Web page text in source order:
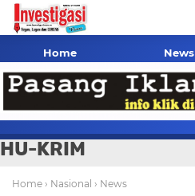
Home News
HU-KRIM
Home › Nasional › News